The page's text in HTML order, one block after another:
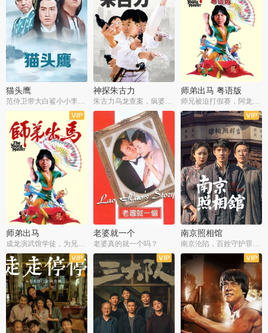
猫头鹰
范侍卫带大白鲨小小李破案寻妃
神探朱古力
朱古力乌龙查案，疯婆子神助攻
师弟出马 粤语版
师兄被迫打假赛，阿龙追查斗黑帮
师弟出马
成龙演武馆学徒，为兄搏命战黑道
老婆就一个
老婆真的就一个吗？
南京照相馆
南京沦陷，百姓守护罪证底片